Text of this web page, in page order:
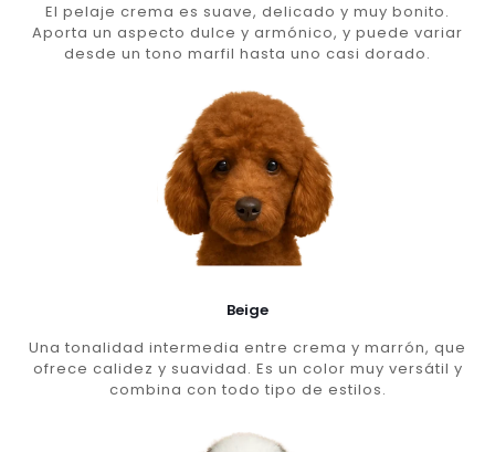
El pelaje crema es suave, delicado y muy bonito.
Aporta un aspecto dulce y armónico, y puede variar
desde un tono marfil hasta uno casi dorado.
Beige
Una tonalidad intermedia entre crema y marrón, que
ofrece calidez y suavidad. Es un color muy versátil y
combina con todo tipo de estilos.